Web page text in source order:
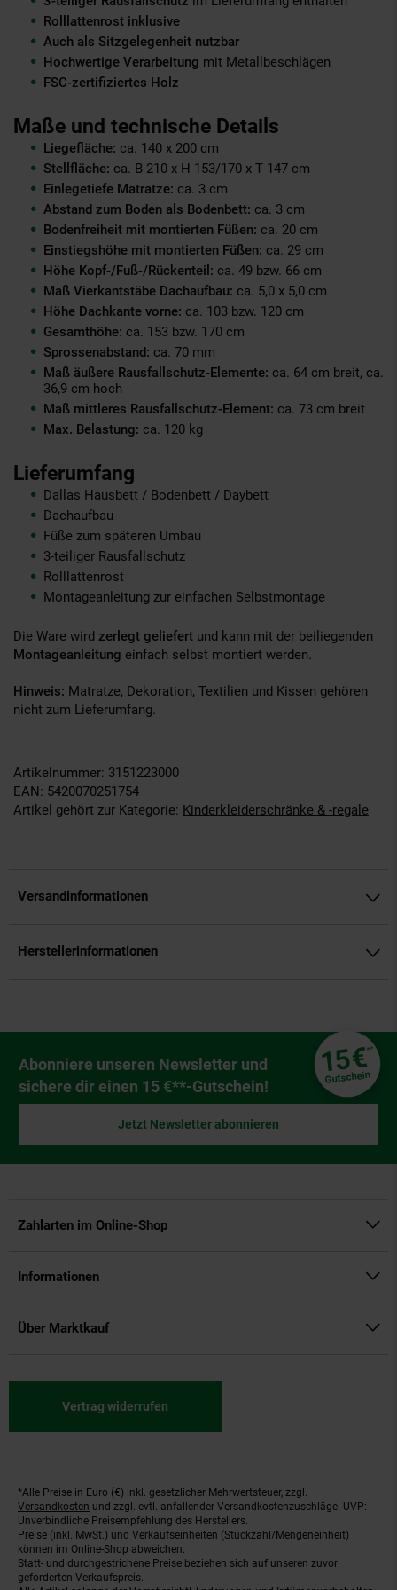
Rolllattenrost inklusive
Auch als Sitzgelegenheit nutzbar
Hochwertige Verarbeitung mit Metallbeschlägen
FSC-zertifiziertes Holz
Maße und technische Details
Liegefläche: ca. 140 x 200 cm
Stellfläche: ca. B 210 x H 153/170 x T 147 cm
Einlegetiefe Matratze: ca. 3 cm
Abstand zum Boden als Bodenbett: ca. 3 cm
Bodenfreiheit mit montierten Füßen: ca. 20 cm
Einstiegshöhe mit montierten Füßen: ca. 29 cm
Höhe Kopf-/Fuß-/Rückenteil: ca. 49 bzw. 66 cm
Maß Vierkantstäbe Dachaufbau: ca. 5,0 x 5,0 cm
Höhe Dachkante vorne: ca. 103 bzw. 120 cm
Gesamthöhe: ca. 153 bzw. 170 cm
Sprossenabstand: ca. 70 mm
Maß äußere Rausfallschutz-Elemente: ca. 64 cm breit, ca.
36,9 cm hoch
Maß mittleres Rausfallschutz-Element: ca. 73 cm breit
Max. Belastung: ca. 120 kg
Lieferumfang
Dallas Hausbett / Bodenbett / Daybett
Dachaufbau
Füße zum späteren Umbau
3-teiliger Rausfallschutz
Rolllattenrost
Montageanleitung zur einfachen Selbstmontage
Die Ware wird zerlegt geliefert und kann mit der beiliegenden
Montageanleitung einfach selbst montiert werden.
Hinweis: Matratze, Dekoration, Textilien und Kissen gehören
nicht zum Lieferumfang.
Artikelnummer: 3151223000
EAN: 5420070251754
Artikel gehört zur Kategorie: Kinderkleiderschränke & -regale
Versandinformationen
Herstellerinformationen
Newsletter Anmeldung
Abonniere unseren Newsletter und
sichere dir einen 15 €**-Gutschein!
15€**
Gutschein
Jetzt Newsletter abonnieren
Zahlarten im Online-Shop
Informationen
Über Marktkauf
Vertrag widerrufen
Fußnoten
*Alle Preise in Euro (€) inkl. gesetzlicher Mehrwertsteuer, zzgl.
Versandkosten und zzgl. evtl. anfallender Versandkostenzuschläge. UVP:
Unverbindliche Preisempfehlung des Herstellers.
Preise (inkl. MwSt.) und Verkaufseinheiten (Stückzahl/Mengeneinheit)
können im Online-Shop abweichen.
Statt- und durchgestrichene Preise beziehen sich auf unseren zuvor
geforderten Verkaufspreis.